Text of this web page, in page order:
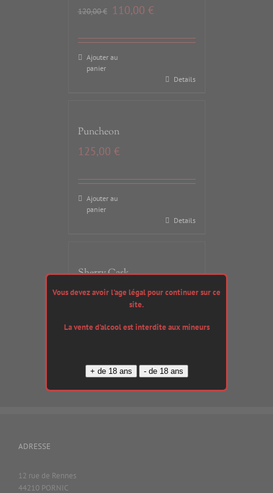
120,00€ 110,00 €
Ajouter au
panier
Details
Puncheon
125,00 €
Ajouter au
panier
Details
Sherry Cask
180,00€
ADRESSE
12 rue de Rennes
44210 PORNIC
Vous devez avoir l'age légal pour continuer sur ce
site.
La vente d'alcool est interdite aux mineurs